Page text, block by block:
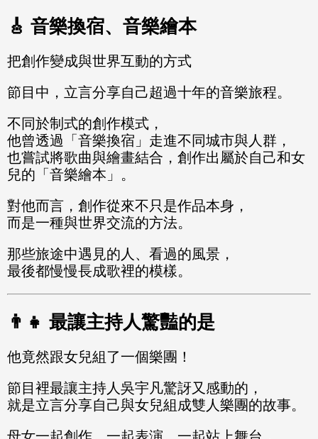
🎸 音樂換宿、音樂繪本
把創作變成與世界互動的方式
節目中，立言分享自己超過十年的音樂旅程。
不同於制式的創作模式，
他曾透過「音樂換宿」走進不同城市與人群，
也嘗試將歌曲與繪畫結合，創作出屬於自己和女
兒的「音樂繪本」。
對他而言，創作從來不只是作品本身，
而是一種與世界交流的方法。
那些旅途中遇見的人、看過的風景，
最後都慢慢長成歌裡的模樣。
👨‍👧 最讓主持人驚豔的是
他竟然跟女兒組了一個樂團！
節目裡最讓主持人吳宇凡驚訝又感動的，
就是立言分享自己與女兒組成雙人樂團的故事。